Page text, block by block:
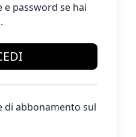
e password se hai
di abbonamento sul